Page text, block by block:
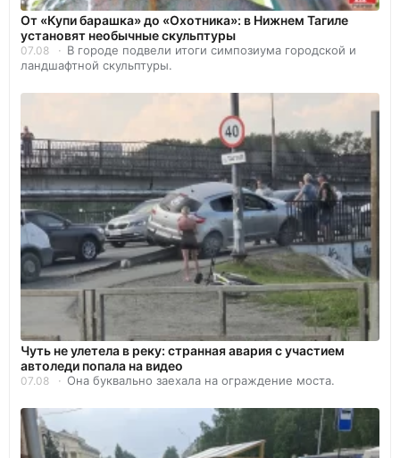
От «Купи барашка» до «Охотника»: в Нижнем Тагиле
установят необычные скульптуры
07.08
В городе подвели итоги симпозиума городской и
ландшафтной скульптуры.
Чуть не улетела в реку: странная авария с участием
автоледи попала на видео
07.08 Она буквально заехала на ограждение моста.